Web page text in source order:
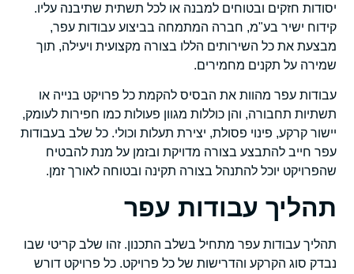
יסודות חזקים ובטוחים למבנה או לכל תשתית שתיבנה עליו.
קידוח ישיר בע"מ, חברה המתמחה בביצוע עבודות עפר,
מבצעת את כל השירותים הללו בצורה מקצועית ויעילה, תוך
שמירה על תקנים מחמירים.
עבודות עפר מהוות את הבסיס להקמת כל פרויקט בנייה או
תשתיות תחבורה, והן כוללות מגוון פעולות כמו חפירות לעומק,
יישור קרקע, פינוי פסולת, יצירת תעלות וכולי. כל שלב בעבודות
עפר חייב להתבצע בצורה מדויקת ובזמן על מנת להבטיח
שהפרויקט יוכל להתנהל בצורה תקינה ובטוחה לאורך זמן.
תהליך עבודות עפר
תהליך עבודות עפר מתחיל בשלב התכנון. זהו שלב קריטי שבו
נבדק סוג הקרקע והדרישות של כל פרויקט. כל פרויקט דורש